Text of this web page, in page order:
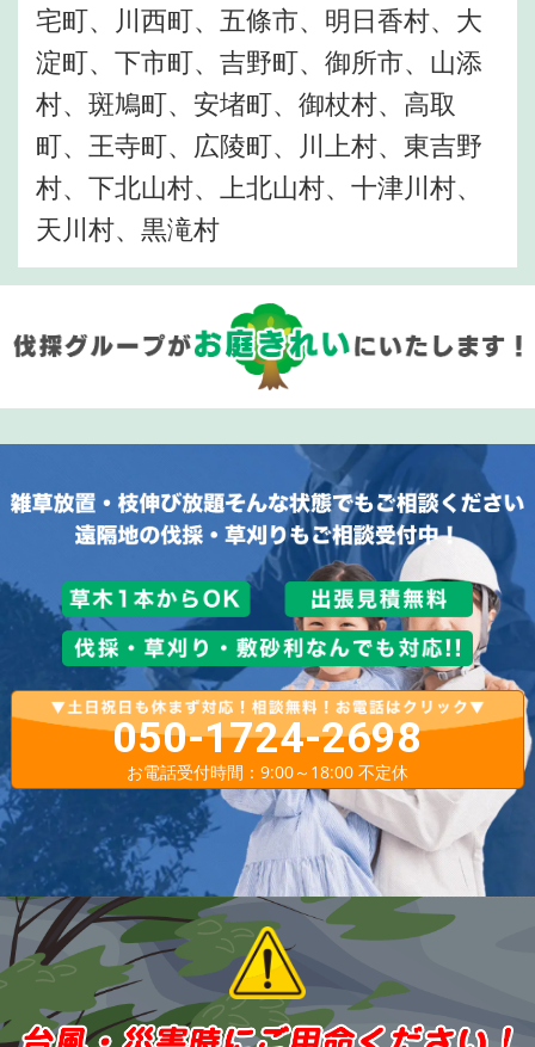
宅町、川西町、五條市、明日香村、大
淀町、下市町、吉野町、御所市、山添
村、斑鳩町、安堵町、御杖村、高取
町、王寺町、広陵町、川上村、東吉野
村、下北山村、上北山村、十津川村、
天川村、黒滝村
050-1724-2698
お電話受付時間：9:00～18:00 不定休